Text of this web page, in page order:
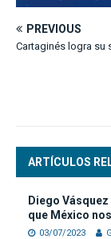
PREVIOUS
Cartaginés logra su
ARTÍCULOS
Diego
que México
03/07/2023